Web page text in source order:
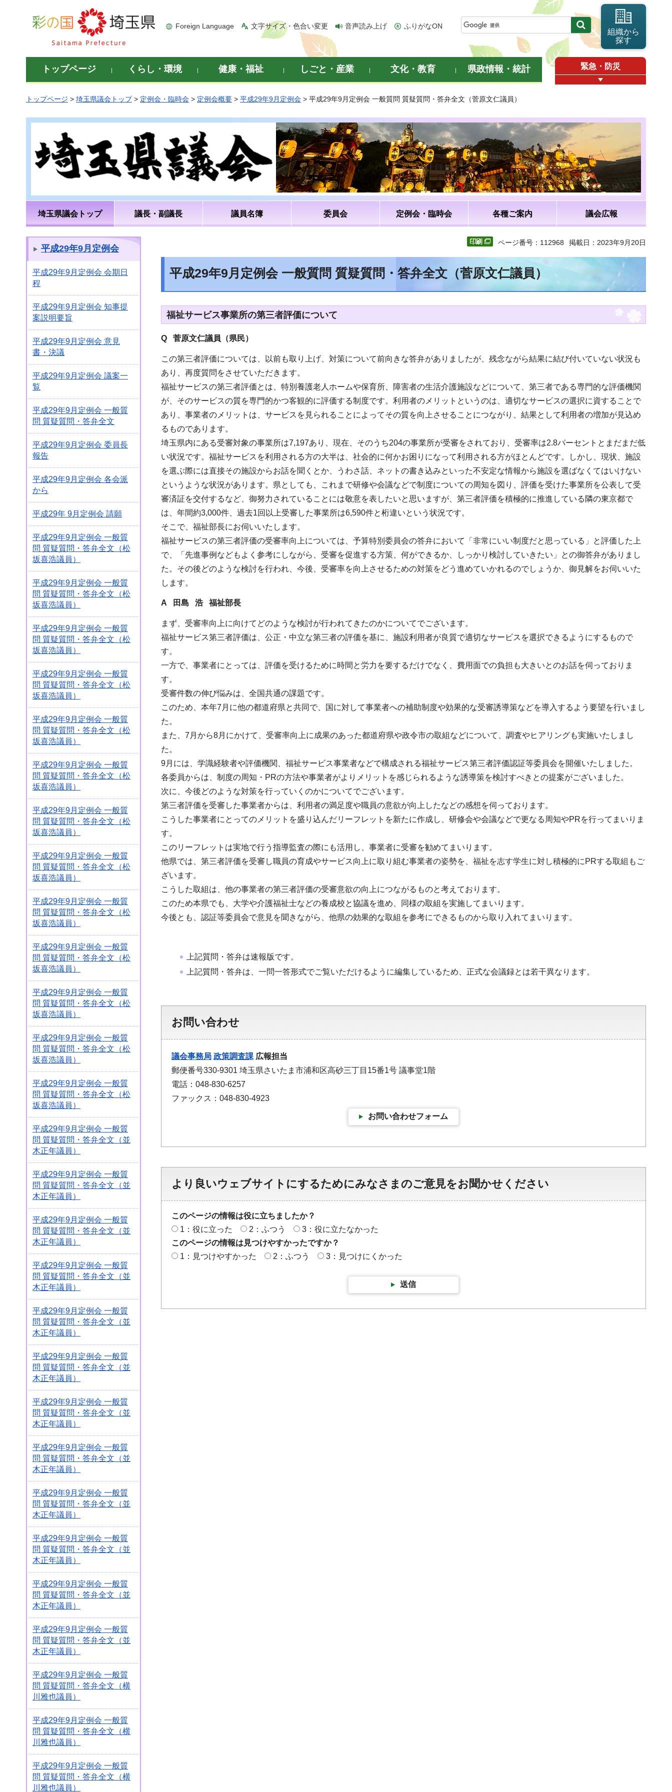
彩の国 埼玉県
Foreign Language 文字サイズ・色合い変更 音声読み上げ ふりがなON
組織から
探す
トップページ くらし・環境 健康・福祉 しごと・産業 文化・教育 県政情報・統計 緊急・防災
トップページ > 埼玉県議会トップ> 定例会・臨時会 > 定例会概要 > 平成29年9月定例会 > 平成29年9月定例会 一般質問 質疑質問・答弁全文（菅原文仁議員）
埼玉県議会トップ 議長・副議長 議員名簿 委員会 定例会・臨時会 各種ご案内 議会広報
平成29年9月定例会
平成29年9月定例会 会期日
程
平成29年9月定例会 知事提
案説明要旨
平成29年9月定例会 意見
書・決議
平成29年9月定例会 議案一
覧
平成29年9月定例会 一般質
問 質疑質問・答弁全文
平成29年9月定例会 委員長
報告
平成29年9月定例会 各会派
から
平成29年 9月定例会 請願
平成29年9月定例会 一般質
問 質疑質問・答弁全文（松
坂喜浩議員）
平成29年9月定例会 一般質
問 質疑質問・答弁全文（松
坂喜浩議員）
平成29年9月定例会 一般質
問 質疑質問・答弁全文（松
坂喜浩議員）
平成29年9月定例会 一般質
問 質疑質問・答弁全文（松
坂喜浩議員）
平成29年9月定例会 一般質
問 質疑質問・答弁全文（松
坂喜浩議員）
平成29年9月定例会 一般質
問 質疑質問・答弁全文（松
坂喜浩議員）
平成29年9月定例会 一般質
問 質疑質問・答弁全文（松
坂喜浩議員）
平成29年9月定例会 一般質
問 質疑質問・答弁全文（松
坂喜浩議員）
平成29年9月定例会 一般質
問 質疑質問・答弁全文（松
坂喜浩議員）
平成29年9月定例会 一般質
問 質疑質問・答弁全文（松
坂喜浩議員）
平成29年9月定例会 一般質
問 質疑質問・答弁全文（松
坂喜浩議員）
平成29年9月定例会 一般質
問 質疑質問・答弁全文（松
坂喜浩議員）
平成29年9月定例会 一般質
問 質疑質問・答弁全文（松
坂喜浩議員）
平成29年9月定例会 一般質
問 質疑質問・答弁全文（並
木正年議員）
平成29年9月定例会 一般質
問 質疑質問・答弁全文（並
木正年議員）
平成29年9月定例会 一般質
問 質疑質問・答弁全文（並
木正年議員）
平成29年9月定例会 一般質
問 質疑質問・答弁全文（並
木正年議員）
平成29年9月定例会 一般質
問 質疑質問・答弁全文（並
木正年議員）
平成29年9月定例会 一般質
問 質疑質問・答弁全文（並
木正年議員）
平成29年9月定例会 一般質
問 質疑質問・答弁全文（並
木正年議員）
平成29年9月定例会 一般質
問 質疑質問・答弁全文（並
木正年議員）
平成29年9月定例会 一般質
問 質疑質問・答弁全文（並
木正年議員）
平成29年9月定例会 一般質
問 質疑質問・答弁全文（並
木正年議員）
平成29年9月定例会 一般質
問 質疑質問・答弁全文（並
木正年議員）
平成29年9月定例会 一般質
問 質疑質問・答弁全文（並
木正年議員）
平成29年9月定例会 一般質
問 質疑質問・答弁全文（横
川雅也議員）
平成29年9月定例会 一般質
問 質疑質問・答弁全文（横
川雅也議員）
平成29年9月定例会 一般質
問 質疑質問・答弁全文（横
川雅也議員）
ページ番号：112968 掲載日：2023年9月20日
平成29年9月定例会 一般質問 質疑質問・答弁全文（菅原文仁議員）
福祉サービス事業所の第三者評価について
Q 菅原文仁議員（県民）
この第三者評価については、以前も取り上げ、対策について前向きな答弁がありましたが、残念ながら結果に結び付いていない状況も
あり、再度質問をさせていただきます。
福祉サービスの第三者評価とは、特別養護老人ホームや保育所、障害者の生活介護施設などについて、第三者である専門的な評価機関
が、そのサービスの質を専門的かつ客観的に評価する制度です。利用者のメリットというのは、適切なサービスの選択に資することで
あり、事業者のメリットは、サービスを見られることによってその質を向上させることにつながり、結果として利用者の増加が見込め
るものであります。
埼玉県内にある受審対象の事業所は7,197あり、現在、そのうち204の事業所が受審をされており、受審率は2.8パーセントとまだまだ低
い状況です。福祉サービスを利用される方の大半は、社会的に何かお困りになって利用される方がほとんどです。しかし、現状、施設
を選ぶ際には直接その施設からお話を聞くとか、うわさ話、ネットの書き込みといった不安定な情報から施設を選ばなくてはいけない
というような状況があります。県としても、これまで研修や会議などで制度についての周知を図り、評価を受けた事業所を公表して受
審済証を交付するなど、御努力されていることには敬意を表したいと思いますが、第三者評価を積極的に推進している隣の東京都で
は、年間約3,000件、過去1回以上受審した事業所は6,590件と桁違いという状況です。
そこで、福祉部長にお伺いいたします。
福祉サービスの第三者評価の受審率向上については、予算特別委員会の答弁において「非常にいい制度だと思っている」と評価した上
で、「先進事例などもよく参考にしながら、受審を促進する方策、何ができるか、しっかり検討していきたい」との御答弁がありまし
た。その後どのような検討を行われ、今後、受審率を向上させるための対策をどう進めていかれるのでしょうか、御見解をお伺いいた
します。
A 田島 浩 福祉部長
まず、受審率向上に向けてどのような検討が行われてきたのかについてでございます。
福祉サービス第三者評価は、公正・中立な第三者の評価を基に、施設利用者が良質で適切なサービスを選択できるようにするもので
す。
一方で、事業者にとっては、評価を受けるために時間と労力を要するだけでなく、費用面での負担も大きいとのお話を伺っておりま
す。
受審件数の伸び悩みは、全国共通の課題です。
このため、本年7月に他の都道府県と共同で、国に対して事業者への補助制度や効果的な受審誘導策などを導入するよう要望を行いまし
た。
また、7月から8月にかけて、受審率向上に成果のあった都道府県や政令市の取組などについて、調査やヒアリングも実施いたしまし
た。
9月には、学識経験者や評価機関、福祉サービス事業者などで構成される福祉サービス第三者評価認証等委員会を開催いたしました。
各委員からは、制度の周知・PRの方法や事業者がよりメリットを感じられるような誘導策を検討すべきとの提案がございました。
次に、今後どのような対策を行っていくのかについてでございます。
第三者評価を受審した事業者からは、利用者の満足度や職員の意欲が向上したなどの感想を伺っております。
こうした事業者にとってのメリットを盛り込んだリーフレットを新たに作成し、研修会や会議などで更なる周知やPRを行ってまいりま
す。
このリーフレットは実地で行う指導監査の際にも活用し、事業者に受審を勧めてまいります。
他県では、第三者評価を受審し職員の育成やサービス向上に取り組む事業者の姿勢を、福祉を志す学生に対し積極的にPRする取組もご
ざいます。
こうした取組は、他の事業者の第三者評価の受審意欲の向上につながるものと考えております。
このため本県でも、大学や介護福祉士などの養成校と協議を進め、同様の取組を実施してまいります。
今後とも、認証等委員会で意見を聞きながら、他県の効果的な取組を参考にできるものから取り入れてまいります。
上記質問・答弁は速報版です。
上記質問・答弁は、一問一答形式でご覧いただけるように編集しているため、正式な会議録とは若干異なります。
お問い合わせ
議会事務局 政策調査課 広報担当
郵便番号330-9301 埼玉県さいたま市浦和区高砂三丁目15番1号 議事堂1階
電話：048-830-6257
ファックス：048-830-4923
お問い合わせフォーム
より良いウェブサイトにするためにみなさまのご意見をお聞かせください
このページの情報は役に立ちましたか？
1：役に立った
2：ふつう
3：役に立たなかった
このページの情報は見つけやすかったですか？
1：見つけやすかった
2：ふつう 3：見つけにくかった
送信